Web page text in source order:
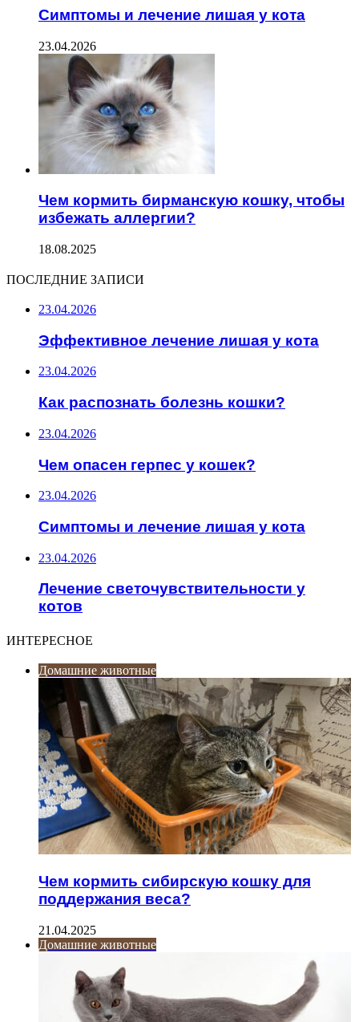
Симптомы и лечение лишая у кота
23.04.2026
Чем кормить бирманскую кошку, чтобы
избежать аллергии?
18.08.2025
ПОСЛЕДНИЕ ЗАПИСИ
23.04.2026
Эффективное лечение лишая у кота
23.04.2026
Как распознать болезнь кошки?
23.04.2026
Чем опасен герпес у кошек?
23.04.2026
Симптомы и лечение лишая у кота
23.04.2026
Лечение светочувствительности у
котов
ИНТЕРЕСНОЕ
Домашние животные
Чем кормить сибирскую кошку для
поддержания веса?
21.04.2025
Домашние животные